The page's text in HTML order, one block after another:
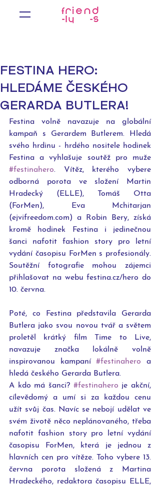
FESTINA HERO:
HLEDÁME ČESKÉHO
GERARDA BUTLERA!
Festina volně navazuje na globální
kampaň s Gerardem Butlerem. Hledá
svého hrdinu - hrdého nositele hodinek
#festinahero. Vítěz, kterého vybere
odborná porota ve složení Martin
Hradecký (ELLE), Tomáš Otta
(ForMen), Eva Mchitarjan
(ejvifreedom.com) a Robin Bery, získá
kromě hodinek Festina i jedinečnou
šanci nafotit fashion story pro letní
vydání časopisu ForMen s profesionály.
Soutěžní fotografie mohou zájemci
přihlašovat na webu festina.cz/hero do
10. června.
Poté, co Festina představila Gerarda
Butlera jako svou novou tvář a světem
proletěl krátký film Time to Live,
navazuje značka lokálně volně
inspirovanou kampaní #festinahero a
hledá českého Gerarda Butlera.
A kdo má šanci? #festinahero je akční,
cílevědomý a umí si za každou cenu
užít svůj čas. Navíc se nebojí udělat ve
svém životě něco neplánovaného, třeba
nafotit fashion story pro letní vydání
časopisu ForMen, která je jednou z
hlavních cen pro vítěze. Toho vybere 13.
června porota složená z Martina
Hradeckého, redaktora časopisu ELLE,